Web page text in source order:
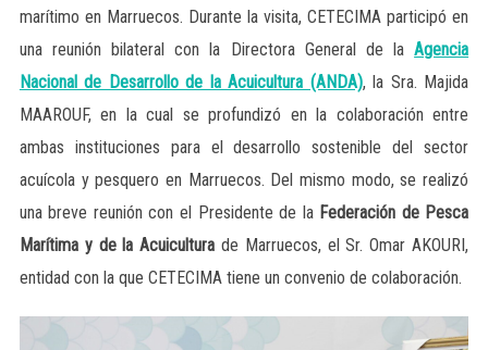
marítimo en Marruecos. Durante la visita, CETECIMA participó en
una reunión bilateral con la Directora General de laAgencia
Nacional de Desarrollo de la Acuicultura (ANDA), la Sra. Majida
MAAROUF, en la cual se profundizó en la colaboración entre
ambas instituciones para el desarrollo sostenible del sector
acuícola y pesquero en Marruecos. Del mismo modo, se realizó
una breve reunión con el Presidente de la Federación de Pesca
Marítima y de la Acuicultura de Marruecos, el Sr. Omar AKOURI,
entidad con la que CETECIMA tiene un convenio de colaboración.